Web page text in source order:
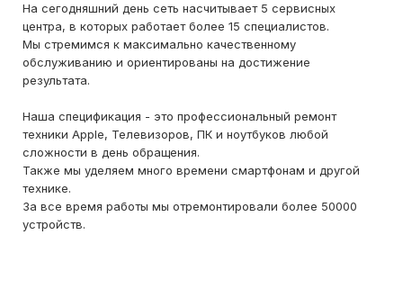
На сегодняшний день сеть насчитывает 5 сервисных
центра, в которых работает более 15 специалистов.
Мы стремимся к максимально качественному
обслуживанию и ориентированы на достижение
результата.
Наша спецификация - это профессиональный ремонт
техники Apple, Телевизоров, ПК и ноутбуков любой
сложности в день обращения.
Также мы уделяем много времени смартфонам и другой
технике.
За все время работы мы отремонтировали более 50000
устройств.